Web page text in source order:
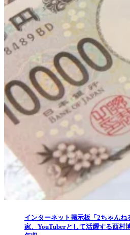
インターネット掲示板「2ちゃん
家、YouTuberとして活躍する西村